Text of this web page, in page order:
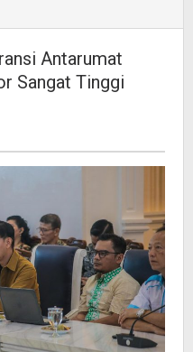
Antarumat
Sangat Tinggi